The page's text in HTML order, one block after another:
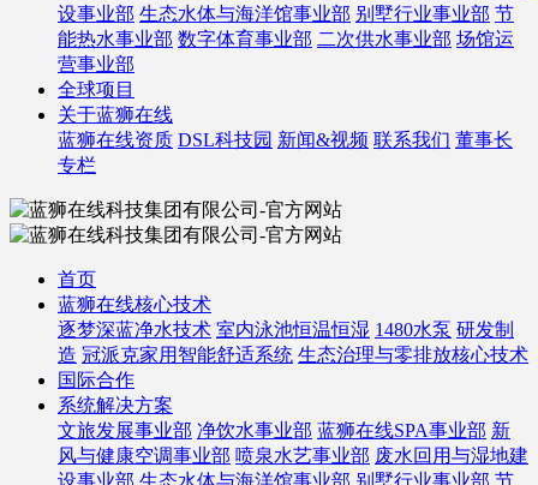
设事业部 生态水体与海洋馆事业部 别墅行业事业部 节
能热水事业部 数字体育事业部 二次供水事业部 场馆运
营事业部
全球项目
关于蓝狮在线
蓝狮在线资质 DSL科技园 新闻&视频 联系我们 董事长
专栏
首页
蓝狮在线核心技术
逐梦深蓝净水技术 室内泳池恒温恒湿 1480水泵 研发制
造 冠派克家用智能舒适系统 生态治理与零排放核心技术
国际合作
系统解决方案
文旅发展事业部 净饮水事业部 蓝狮在线SPA事业部 新
风与健康空调事业部 喷泉水艺事业部 废水回用与湿地建
设事业部 生态水体与海洋馆事业部 别墅行业事业部 节